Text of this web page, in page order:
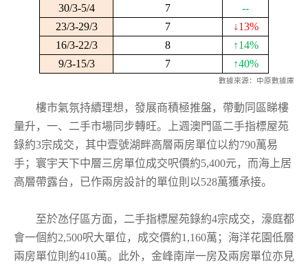
30/3-5/4 7
--
23/3-29/3
7 ↓13%
16/3-22/3
8 ↑14%
9/3-15/3
7 ↑40%
數據來源：中原數據庫
樓市氣氛持續理想，發展商積極推盤，帶動同區睇樓
量升，一、二手市場同步轉旺。上週澳門區二手指標屋苑
錄約3宗成交，其中壹號湖畔高層兩房單位以約790萬易
手；寰宇天下中層三房單位成交呎價約5,400元，而海上居
高層帶露台，已作兩房設計的單位則以528萬獲承接。
至於氹仔區方面，二手指標屋苑錄約4宗成交，濠庭都
會一個約2,500呎大單位，成交價約1,160萬；海洋花園低層
兩房單位則約410萬。此外，金峰南岸一房及兩房單位亦見